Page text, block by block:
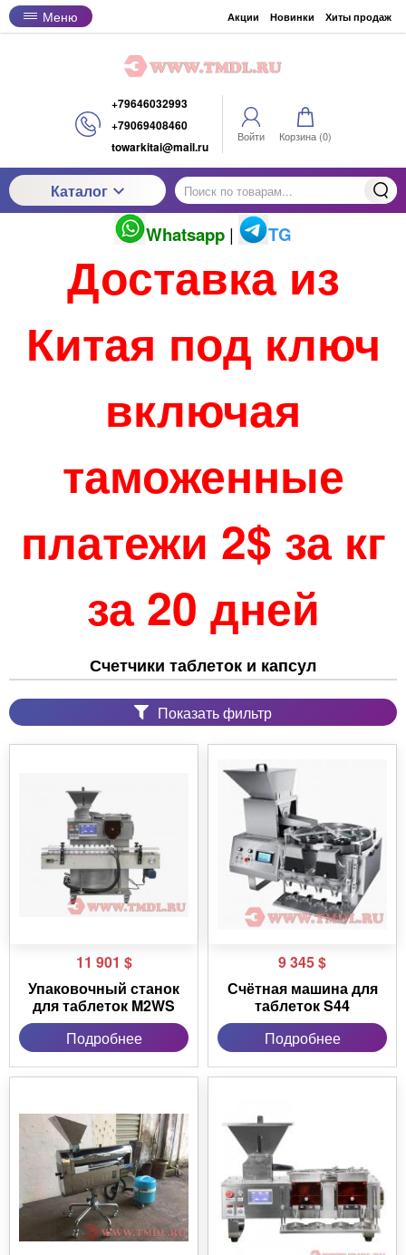
Меню Акции Новинки Хиты продаж
+79646032993
+79069408460
towarkitai@mail.ru
Войти Корзина (0)
Каталог
Whatsapp | TG
Доставка из
Китая под ключ
включая
таможенные
платежи 2$ за кг
за 20 дней
Счетчики таблеток и капсул
Показать фильтр
11 901 $
Упаковочный станок
для таблеток M2WS
Подробнее
9 345$
Счётная машина для
таблеток S44
Подробнее